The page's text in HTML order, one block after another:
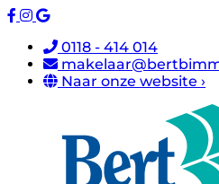
0118 - 414 014
Naar onze website ›